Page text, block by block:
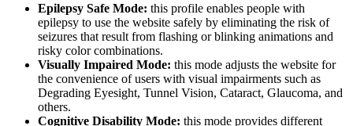
Epilepsy Safe Mode: this profile enables people with
epilepsy to use the website safely by eliminating the risk of
seizures that result from flashing or blinking animations and
risky color combinations.
Visually Impaired Mode: this mode adjusts the website for
the convenience of users with visual impairments such as
Degrading Eyesight, Tunnel Vision, Cataract, Glaucoma, and
others.
Cognitive Disability Mode: this mode provides different